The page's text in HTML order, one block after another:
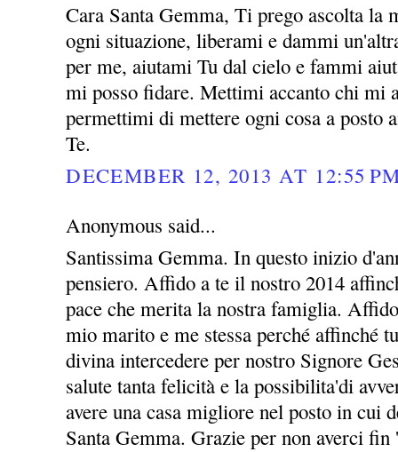
Cara Santa Gemma, Ti prego ascolta la
ogni situazione, liberami e dammi
per me, aiutami Tu dal cielo e fammi
mi posso fidare. Mettimi accanto chi mi
permettimi di mettere ogni cosa a posto
Te.
DECEMBER 12, 2013 AT 12:55
Anonymous said...
Santissima Gemma. In questo inizio
pensiero. Affido a te il nostro 2014
pace che merita la nostra famiglia.
mio marito e me stessa perché affinché
divina intercedere per nostro Signore
salute tanta felicità e la possibilita'di
avere una casa migliore nel posto in cui
Santa Gemma. Grazie per non averci fin